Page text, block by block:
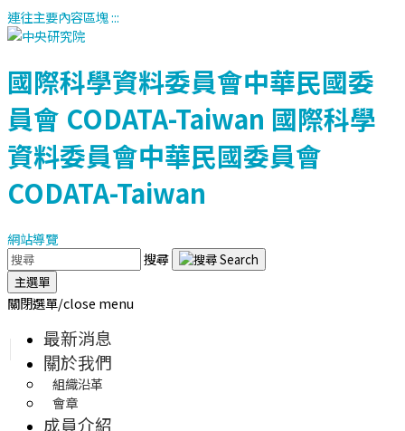
連往主要內容區塊:::
國際科學資料委員會中華民國委
員會 CODATA-Taiwan 國際科學
資料委員會中華民國委員會
CODATA-Taiwan
網站導覽
搜尋
主選單
關閉選單/close menu
最新消息
關於我們
組織沿革
會章
成員介紹